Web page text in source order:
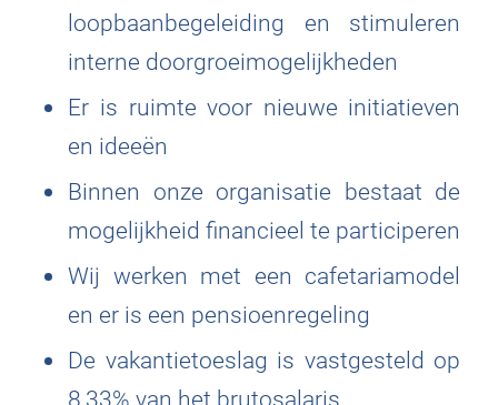
loopbaanbegeleiding en stimuleren
interne doorgroeimogelijkheden
Er is ruimte voor nieuwe initiatieven
en ideeën
Binnen onze organisatie bestaat de
mogelijkheid financieel te participeren
Wij werken met een cafetariamodel
en er is een pensioenregeling
De vakantietoeslag is vastgesteld op
8,33% van het brutosalaris